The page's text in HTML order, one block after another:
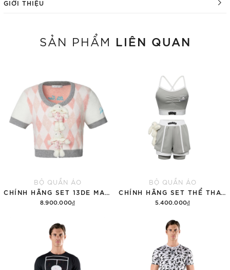
GIỚI THIỆU
SẢN PHẨM LIÊN QUAN
BỘ QUẦN ÁO
8.900.000₫
BỘ QUẦN ÁO
5.400.000₫
Thêm vào giỏ hàng